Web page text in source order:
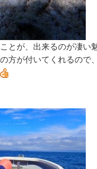
とが、出来るのが凄い
方が付いてくれるので